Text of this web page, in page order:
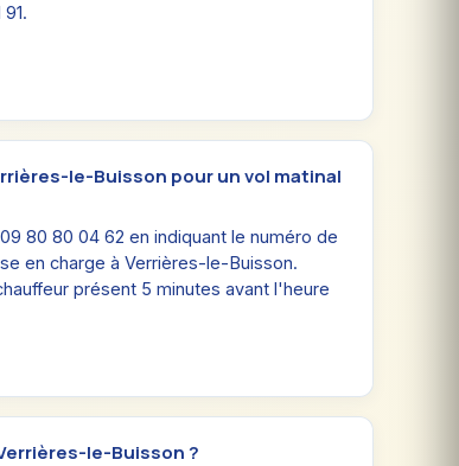
le-Buisson pour un vol matinal
80 80 04 62 en indiquant le numéro de
en charge à Verrières-le-Buisson.
présent 5 minutes avant l'heure
le-Buisson ?